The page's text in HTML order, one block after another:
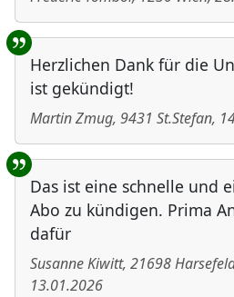
Herzlichen Dank für die
ist gekündigt!
Martin Zmug, 9431 St.Stefan,
Das ist eine schnelle und
Abo zu kündigen. Prima
dafür
Susanne Kiwitt, 21698
13.01.2026